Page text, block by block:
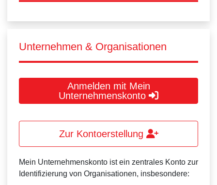
Unternehmen & Organisationen
Anmelden mit Mein
Unternehmenskonto
Zur Kontoerstellung
Mein Unternehmenskonto ist ein zentrales Konto zur
Identifizierung von Organisationen, insbesondere: